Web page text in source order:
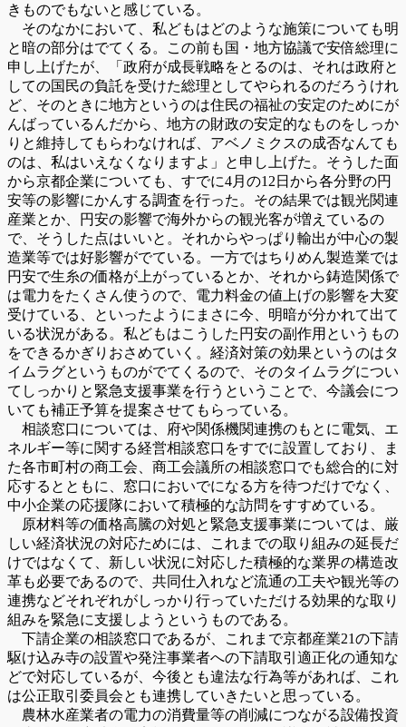
きものでもないと感じている。
そのなかにおいて、私どもはどのような施策についても明
と暗の部分はでてくる。この前も国・地方協議で安倍総理に
申し上げたが、「政府が成長戦略をとるのは、それは政府と
しての国民の負託を受けた総理としてやられるのだろうけれ
ど、そのときに地方というのは住民の福祉の安定のためにが
んばっているんだから、地方の財政の安定的なものをしっか
りと維持してもらわなければ、アベノミクスの成否なんても
のは、私はいえなくなりますよ」と申し上げた。そうした面
から京都企業についても、すでに4月の12日から各分野の円
安等の影響にかんする調査を行った。その結果では観光関連
産業とか、円安の影響で海外からの観光客が増えているの
で、そうした点はいいと。それからやっぱり輸出が中心の製
造業等では好影響がでている。一方ではちりめん製造業では
円安で生糸の価格が上がっているとか、それから鋳造関係で
は電力をたくさん使うので、電力料金の値上げの影響を大変
受けている、といったようにまさに今、明暗が分かれて出て
いる状況がある。私どもはこうした円安の副作用というもの
をできるかぎりおさめていく。経済対策の効果というのはタ
イムラグというものがでてくるので、そのタイムラグについ
てしっかりと緊急支援事業を行うということで、今議会につ
いても補正予算を提案させてもらっている。
相談窓口については、府や関係機関連携のもとに電気、エ
ネルギー等に関する経営相談窓口をすでに設置しており、ま
た各市町村の商工会、商工会議所の相談窓口でも総合的に対
応するとともに、窓口においでになる方を待つだけでなく、
中小企業の応援隊において積極的な訪問をすすめている。
原材料等の価格高騰の対処と緊急支援事業については、厳
しい経済状況の対応ためには、これまでの取り組みの延長だ
けではなくて、新しい状況に対応した積極的な業界の構造改
革も必要であるので、共同仕入れなど流通の工夫や観光等の
連携などそれぞれがしっかり行っていただける効果的な取り
組みを緊急に支援しようというものである。
下請企業の相談窓口であるが、これまで京都産業21の下請
駆け込み寺の設置や発注事業者への下請取引適正化の通知な
どで対応しているが、今後とも違法な行為等があれば、これ
は公正取引委員会とも連携していきたいと思っている。
農林水産業者の電力の消費量等の削減につながる設備投資